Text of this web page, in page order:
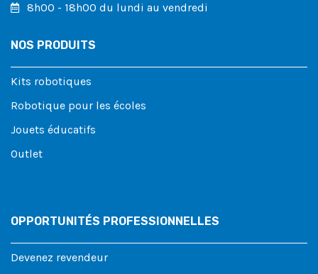
8h00 - 18h00 du lundi au vendredi
NOS PRODUITS
Kits robotiques
Robotique pour les écoles
Jouets éducatifs
Outlet
OPPORTUNITÉS PROFESSIONNELLES
Devenez revendeur